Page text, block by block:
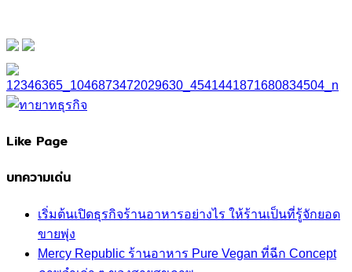
Like Page
บทความเด่น
เริ่มต้นเปิดธุรกิจร้านอาหารอย่างไร ให้ร้านเป็นที่รู้จักยอด
ขายพุ่ง
Mercy Republic ร้านอาหาร Pure Vegan ที่ฉีก Concept